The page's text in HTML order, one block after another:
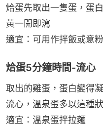
烚蛋先取出一隻蛋，蛋
黃一開即瀉
適宜：可用作拌飯或意
烚蛋5分鐘時間-流心
取出的雞蛋，蛋白變得
流心，溫泉蛋多以這種
適宜：溫泉蛋拌拉麵